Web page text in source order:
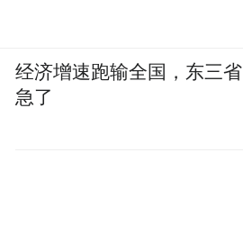
经济增速跑输全国，东三省
急了